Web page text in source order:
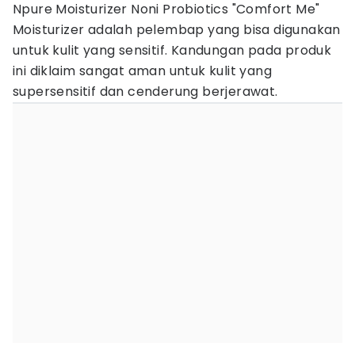
Npure Moisturizer Noni Probiotics "Comfort Me"
Moisturizer adalah pelembap yang bisa digunakan
untuk kulit yang sensitif. Kandungan pada produk
ini diklaim sangat aman untuk kulit yang
supersensitif dan cenderung berjerawat.